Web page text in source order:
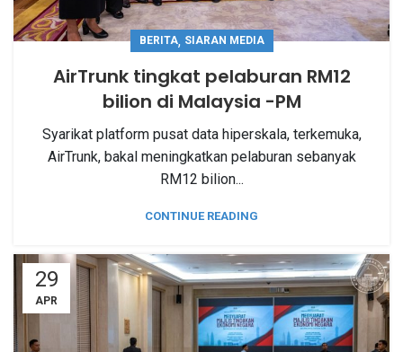
BERITA, SIARAN MEDIA
AirTrunk tingkat pelaburan RM12
bilion di Malaysia -PM
Syarikat platform pusat data hiperskala, terkemuka,
AirTrunk, bakal meningkatkan pelaburan sebanyak
RM12 bilion...
CONTINUE READING
29
APR